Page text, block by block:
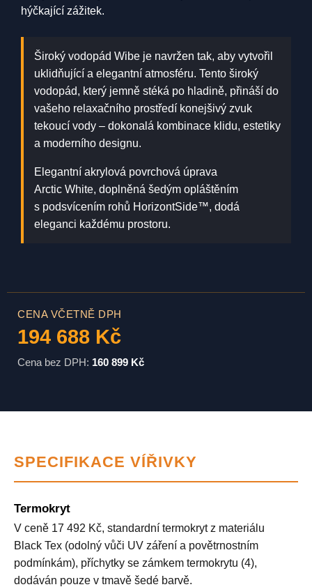
hýčkající zážitek.
Široký vodopád Wibe je navržen tak, aby vytvořil
uklidňující a elegantní atmosféru. Tento široký
vodopád, který jemně stéká po hladině, přináší do
vašeho relaxačního prostředí konejšivý zvuk
tekoucí vody – dokonalá kombinace klidu, estetiky
a moderního designu.
Elegantní akrylová povrchová úprava
Arctic White, doplněná šedým opláštěním
s podsvícením rohů HorizontSide™, dodá
eleganci každému prostoru.
CENA VČETNĚ DPH
194 688 Kč
Cena bez DPH: 160 899 Kč
SPECIFIKACE VÍŘIVKY
Termokryt
V ceně 17 492 Kč, standardní termokryt z materiálu
Black Tex (odolný vůči UV záření a povětrnostním
podmínkám), příchytky se zámkem termokrytu (4),
dodáván pouze v tmavě šedé barvě.